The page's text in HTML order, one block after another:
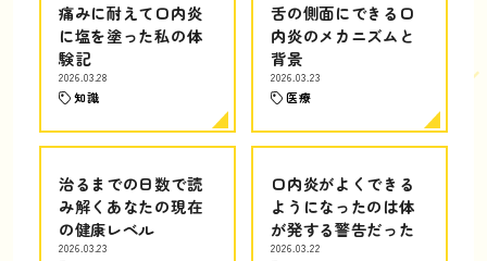
痛みに耐えて口内炎
に塩を塗った私の体
験記
2026.03.28
知識
舌の側面にできる口
内炎のメカニズムと
背景
2026.03.23
医療
治るまでの日数で読
み解くあなたの現在
の健康レベル
2026.03.23
口内炎がよくできる
ようになったのは体
が発する警告だった
2026.03.22